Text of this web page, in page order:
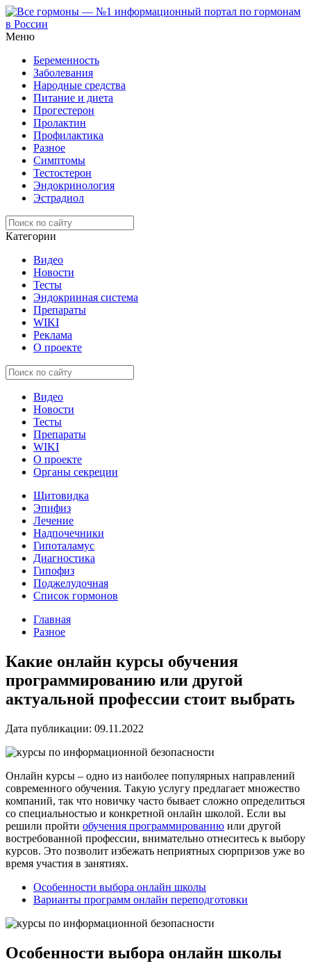
Меню
Беременность
Заболевания
Народные средства
Питание и диета
Прогестерон
Пролактин
Профилактика
Разное
Симптомы
Тестостерон
Эндокринология
Эстрадиол
Категории
Видео
Новости
Тесты
Эндокринная система
Препараты
WIKI
Реклама
О проекте
Видео
Новости
Тесты
Препараты
WIKI
О проекте
Органы секреции
Щитовидка
Эпифиз
Лечение
Надпочечники
Гипоталамус
Диагностика
Гипофиз
Поджелудочная
Список гормонов
Главная
Разное
Какие онлайн курсы обучения
программированию или другой
актуальной профессии стоит выбрать
Дата публикации: 09.11.2022
Онлайн курсы – одно из наиболее популярных направлений
современного обучения. Такую услугу предлагает множество
компаний, так что новичку часто бывает сложно определиться
со специальностью и конкретной онлайн школой. Если вы
решили пройти обучения программированию или другой
востребованной профессии, внимательно отнеситесь к выбору
курсов. Это позволит избежать неприятных сюрпризов уже во
время участия в занятиях.
Особенности выбора онлайн школы
Варианты программ онлайн переподготовки
Особенности выбора онлайн школы